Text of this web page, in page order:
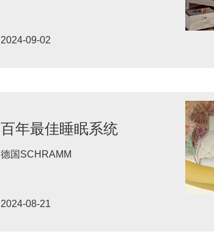
2024-09-02
百年最佳睡眠系统
德国SCHRAMM
2024-08-21